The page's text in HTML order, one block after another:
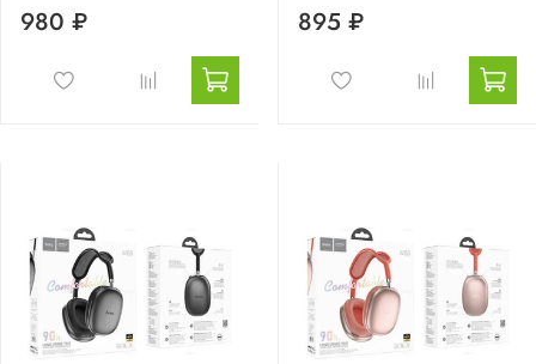
980 ₽ 895 ₽